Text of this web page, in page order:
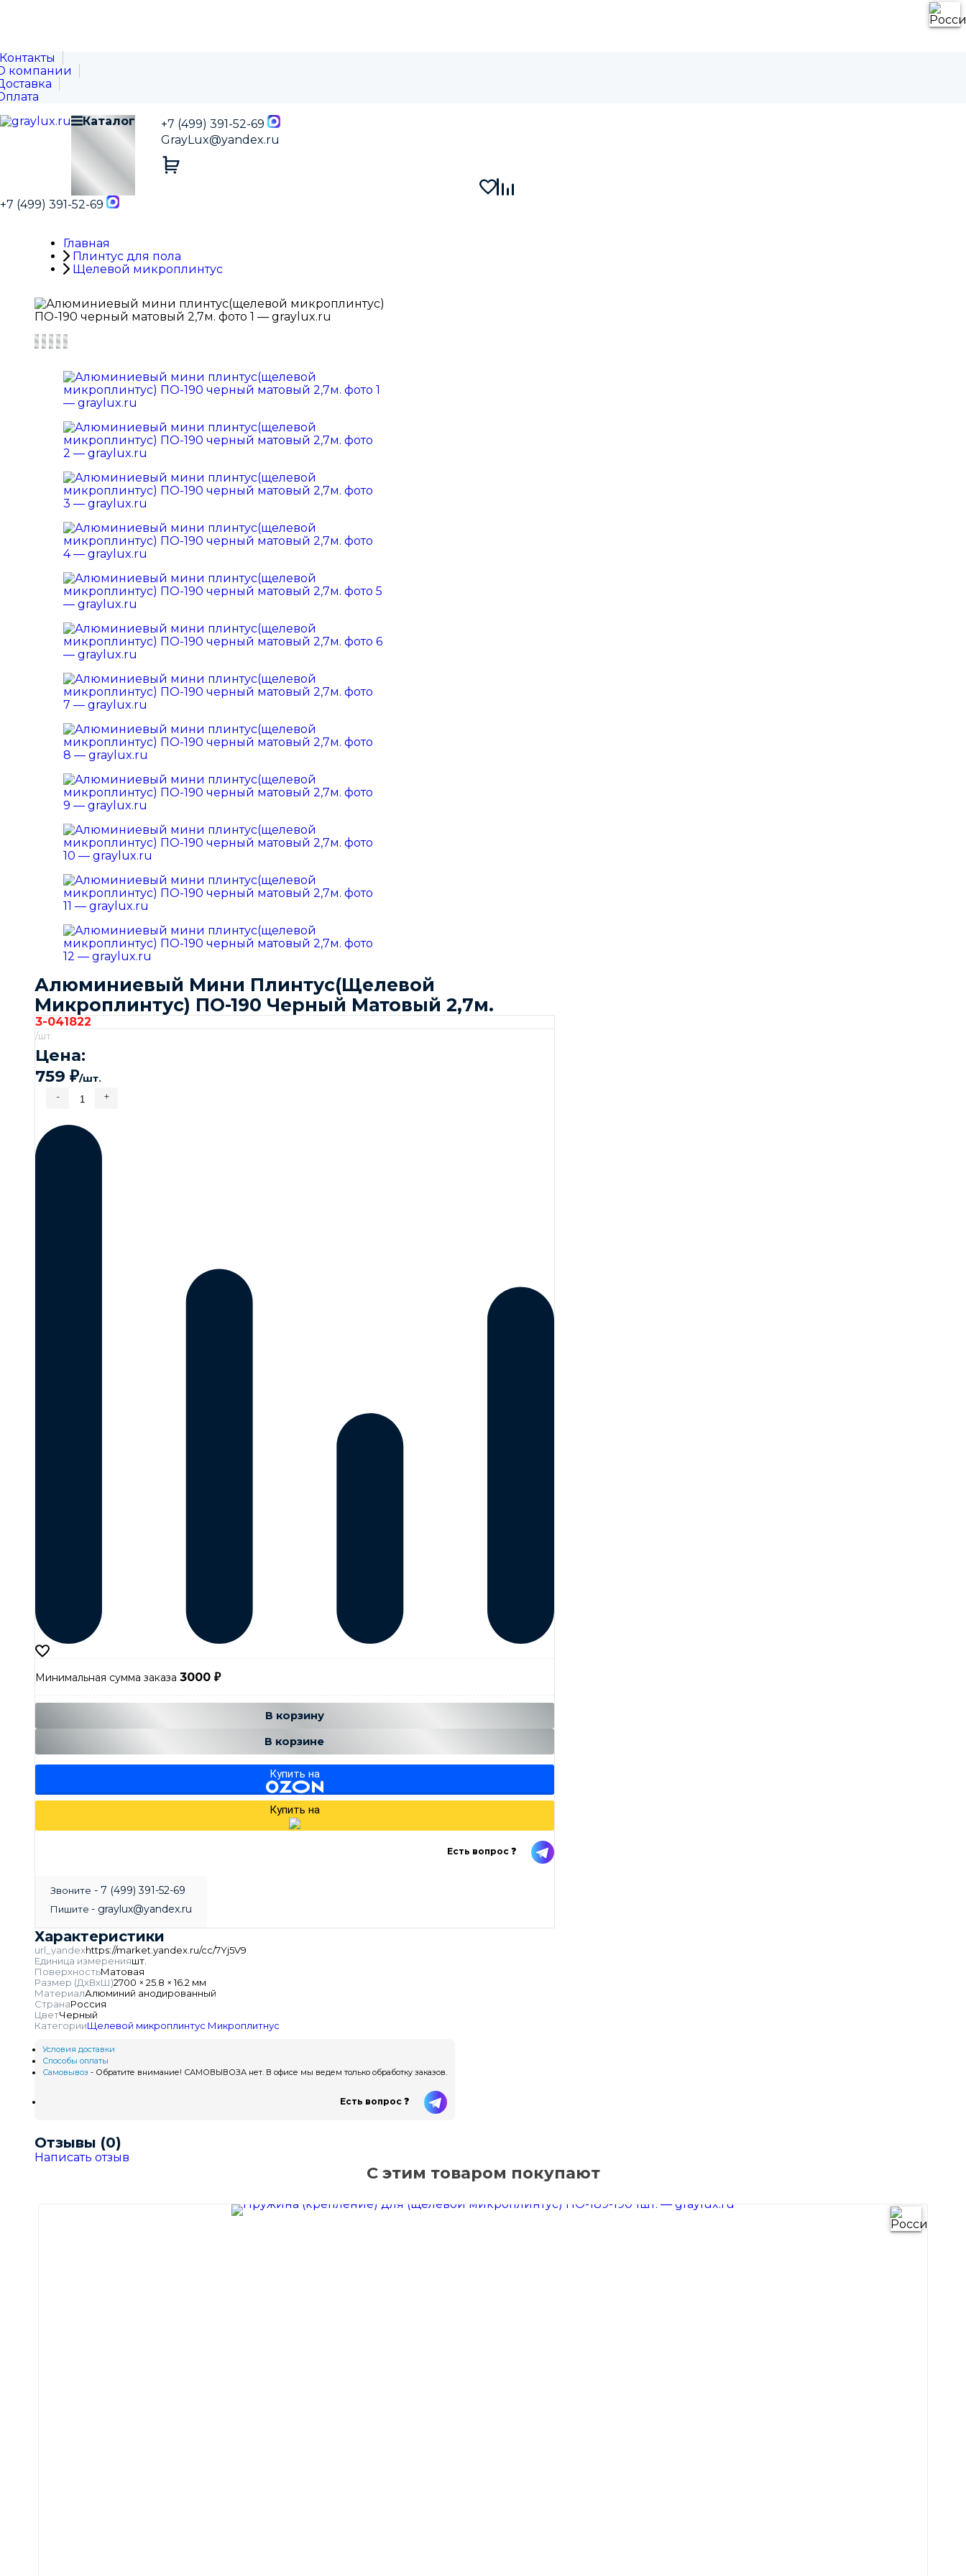
Контакты
компании
Каталог
+7 (499) 391-52-69
GrayLux@yandex.ru
+7 (499) 391-52-69
Главная
Плинтус для пола
Щелевой микроплинтус
Алюминиевый Мини Плинтус(Щелевой
Микроплинтус) ПО-190 Черный Матовый 2,7м.
3-041822
/шт.
Цена:
759 ₽/шт.
- +
Минимальная сумма заказа 3000 ₽
В корзину
В корзине
Купить на
Купить на
Есть вопрос ❓
Звоните - 7 (499) 391-52-69
Пишите - graylux@yandex.ru
Характеристики
url_yandexhttps://market.yandex.ru/cc/7Yj5V9
Единица измеренияшт.
ПоверхностьМатовая
Размер (ДхВхШ)2700 × 25.8 × 16.2 мм
МатериалАлюминий анодированный
СтранаРоссия
ЦветЧерный
КатегорииЩелевой микроплинтус Микроплитнус
Условия доставки
Способы оплаты
Самовывоз - Обратите внимание! САМОВЫВОЗА нет. В офисе мы ведем только обработку заказов.
Есть вопрос ❓
Отзывы (0)
Написать отзыв
С этим товаром покупают